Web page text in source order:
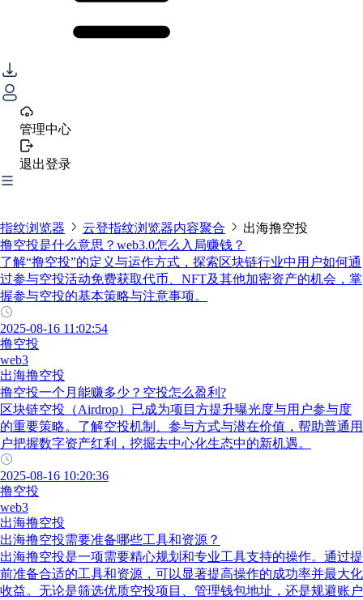
管理中心
退出登录
指纹浏览器 云登指纹浏览器内容聚合
出海撸空投
撸空投是什么意思？web3.0怎么入局赚钱？
了解“撸空投”的定义与运作方式，探索区块链行业中用户如何通
过参与空投活动免费获取代币、NFT及其他加密资产的机会，掌
握参与空投的基本策略与注意事项。
2025-08-16 11:02:54
撸空投
web3
出海撸空投
撸空投一个月能赚多少？空投怎么盈利?
区块链空投（Airdrop）已成为项目方提升曝光度与用户参与度
的重要策略。了解空投机制、参与方式与潜在价值，帮助普通用
户把握数字资产红利，挖掘去中心化生态中的新机遇。
2025-08-16 10:20:36
撸空投
web3
出海撸空投
出海撸空投需要准备哪些工具和资源？
出海撸空投是一项需要精心规划和专业工具支持的操作。通过提
前准备合适的工具和资源，可以显著提高操作的成功率并最大化
收益。无论是筛选优质空投项目、管理钱包地址，还是规避账户